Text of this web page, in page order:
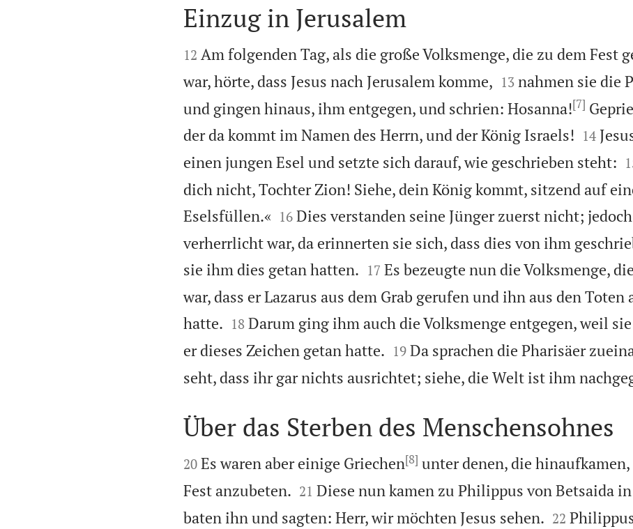

Einzug in Jerusalem

12 Am folgenden Tag, als die große Volksmenge, die zu dem Fest
war, hörte, dass Jesus nach Jerusalem komme, 

13 nahmen sie die
und gingen hinaus, ihm entgegen, und schrien: Hosanna![7]
der da kommt im Namen des Herrn, und der König Israels!
14
einen jungen Esel und setzte sich darauf, wie geschrieben steht:
dich nicht, Tochter Zion! Siehe, dein König kommt, sitzend auf
Eselsfüllen.«
16 Dies verstanden seine Jünger zuerst nicht; jedoch
verherrlicht war, da erinnerten sie sich, dass dies von ihm
sie ihm dies getan hatten.
17 Es bezeugte nun die Volksmenge,
war, dass er Lazarus aus dem Grab gerufen und ihn aus den Toten
hatte.
18 Darum ging ihm auch die Volksmenge entgegen, weil
er dieses Zeichen getan hatte.
19 Da sprachen die Pharisäer
seht, dass ihr gar nichts ausrichtet; siehe, die Welt ist ihm

Über das Sterben des Menschensohnes

20 Es waren aber einige Griechen[8] unter denen, die
Fest anzubeten.
21 Diese nun kamen zu Philippus von Betsaida
baten ihn und sagten: Herr, wir möchten Jesus sehen.
22